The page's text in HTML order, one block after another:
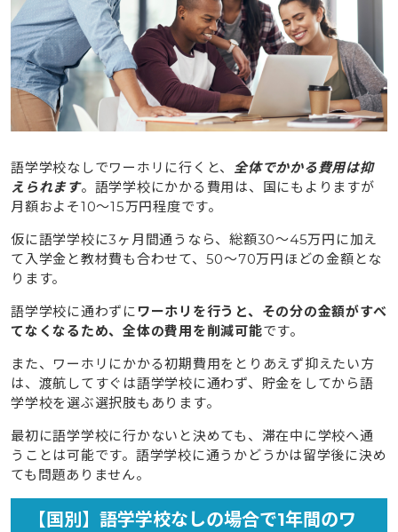
人
13タビケン留学は語学学校に通ってからのワーホリをお
すすめしています
14
英語初心者でも安心！pecoちゃんがタビケン留学のサ
ポートで自信を手にする
語学学校なしでワーホリに行くと、 全体でかかる費用は抑
えられます。語学学校にかかる費用は、国にもよりますが
月額およそ10〜15万円程度です。
仮に語学学校に3ヶ月間通うなら、総額30〜45万円に加え
て入学金と教材費も合わせて、50〜70万円ほどの金額とな
ります。
語学学校に通わずに ワーホリを行うと、その分の金額がすべ
てなくなるため、全体の費用を削減可能です。
また、ワーホリにかかる初期費用をとりあえず抑えたい方
は、渡航してすぐは語学学校に通わず、貯金をしてから語
学学校を選ぶ選択肢もあります。
最初に語学学校に行かないと決めても、滞在中に学校へ通
うことは可能です。語学学校に通うかどうかは留学後に決め
ても問題ありません。
【国別】語学学校なしの場合で1年間のワ